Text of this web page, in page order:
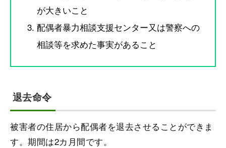
が大きいこと
配偶者暴力相談支援センター又は警察への
相談等を求めた事実があること
退去命令
被害者の住居から配偶者を退去させることができま
す。期間は2カ月間です。